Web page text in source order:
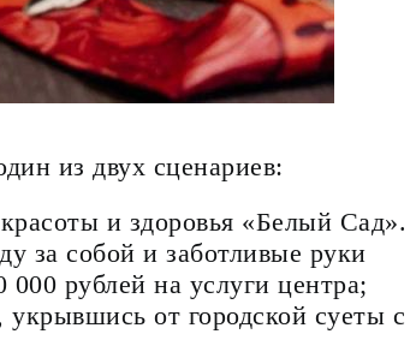
из двух сценариев:
и здоровья «Белый Сад».
за собой и заботливые руки
рублей на услуги центра;
от городской суеты с